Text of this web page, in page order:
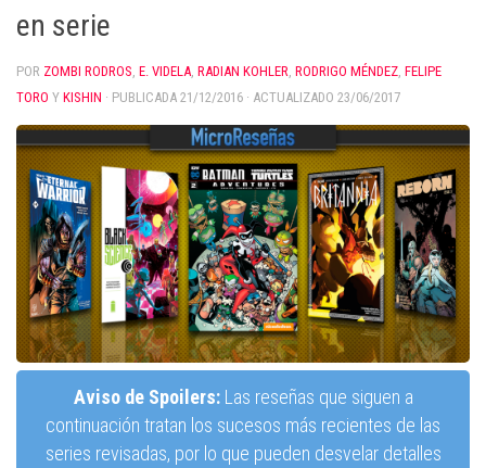
en serie
POR ZOMBI RODROS, E. VIDELA, RADIAN KOHLER, RODRIGO MÉNDEZ, FELIPE
TORO Y KISHIN · PUBLICADA 21/12/2016 · ACTUALIZADO 23/06/2017
Aviso de Spoilers:Las reseñas que siguen a
continuación tratan los sucesos más recientes de las
series revisadas, por lo que pueden desvelar detalles